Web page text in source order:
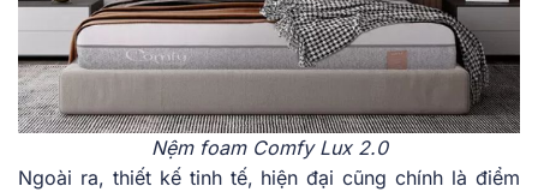
Nệm foam Comfy Lux 2.0
Ngoài ra, thiết kế tinh tế, hiện đại cũng chính là điểm